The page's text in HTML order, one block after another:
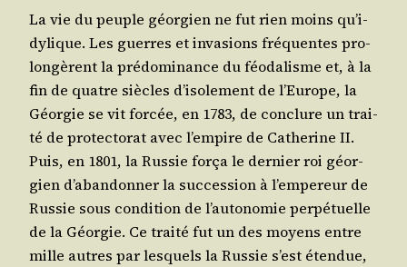
La vie du peuple géor­gien ne fut rien moins qu’i­
dy­lique. Les guerres et inva­sions fré­quentes pro­
lon­gèrent la pré­do­mi­nance du féo­da­lisme et, à la
fin de quatre siècles d’i­so­le­ment de l’Eu­rope, la
Géor­gie se vit for­cée, en 1783, de conclure un trai­
té de pro­tec­to­rat avec l’empire de Cathe­rine II.
Puis, en 1801, la Rus­sie for­ça le der­nier roi géor­
gien d’a­ban­don­ner la suc­ces­sion à l’empereur de
Rus­sie sous condi­tion de l’au­to­no­mie per­pé­tuelle
de la Géor­gie. Ce trai­té fut un des moyens entre
mille autres par les­quels la Rus­sie s’est éten­due,